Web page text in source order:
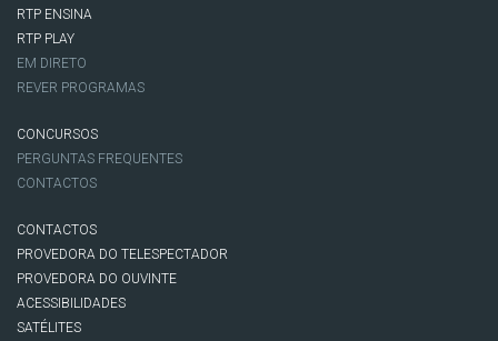
RTP ENSINA
RTP PLAY
EM DIRETO
REVER PROGRAMAS
CONCURSOS
PERGUNTAS FREQUENTES
CONTACTOS
CONTACTOS
PROVEDORA DO TELESPECTADOR
PROVEDORA DO OUVINTE
ACESSIBILIDADES
SATÉLITES